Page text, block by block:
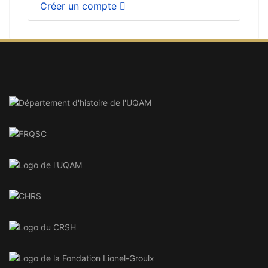
Créer un compte